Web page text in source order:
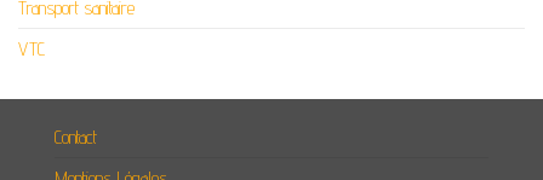
Transport sanitaire
VTC
Contact